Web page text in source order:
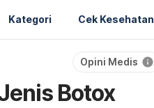
Kategori Cek Kesehatan
Opini Medis
Botox